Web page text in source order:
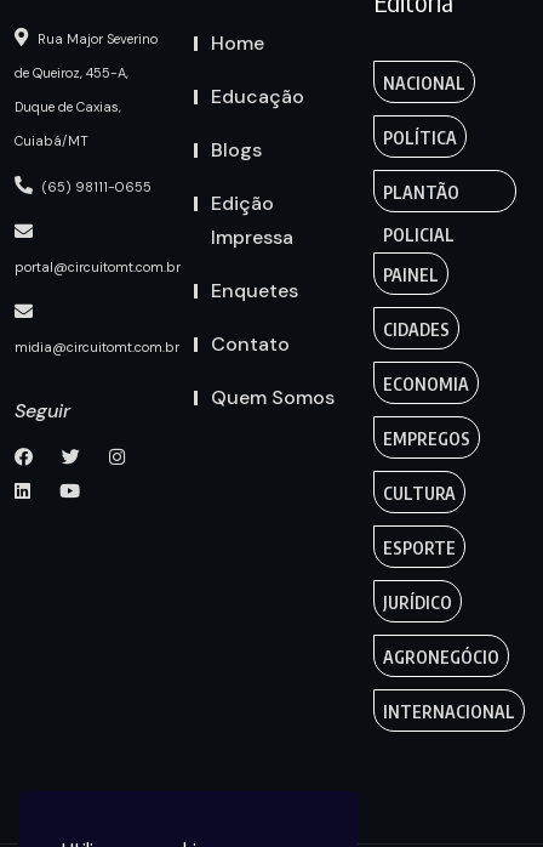
Rua Major Severino
de Queiroz, 455-A,
Duque de Caxias,
Cuiabá/MT
(65) 98111-0655
portal@circuitomt.com.br
midia@circuitomt.com.br
Seguir
Home
Educação
Blogs
Edição
Impressa
Enquetes
Contato
Quem Somos
NACIONAL
POLÍTICA
PLANTÃO
POLICIAL
PAINEL
CIDADES
ECONOMIA
EMPREGOS
CULTURA
ESPORTE
JURÍDICO
AGRONEGÓCIO
INTERNACIONAL